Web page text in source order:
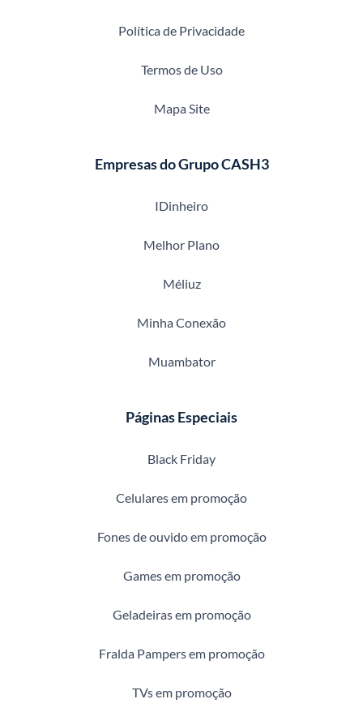
Política de Privacidade
Termos de Uso
Mapa Site
Empresas do Grupo CASH3
IDinheiro
Melhor Plano
Méliuz
Minha Conexão
Muambator
Páginas Especiais
Black Friday
Celulares em promoção
Fones de ouvido em promoção
Games em promoção
Geladeiras em promoção
Fralda Pampers em promoção
TVs em promoção